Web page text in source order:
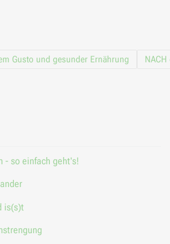
Gusto und gesunder Ernährung
- so einfach geht's!
is(s)t